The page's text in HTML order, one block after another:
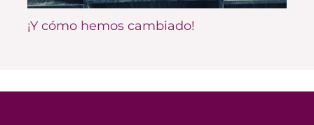
¡Y cómo hemos cambiado!